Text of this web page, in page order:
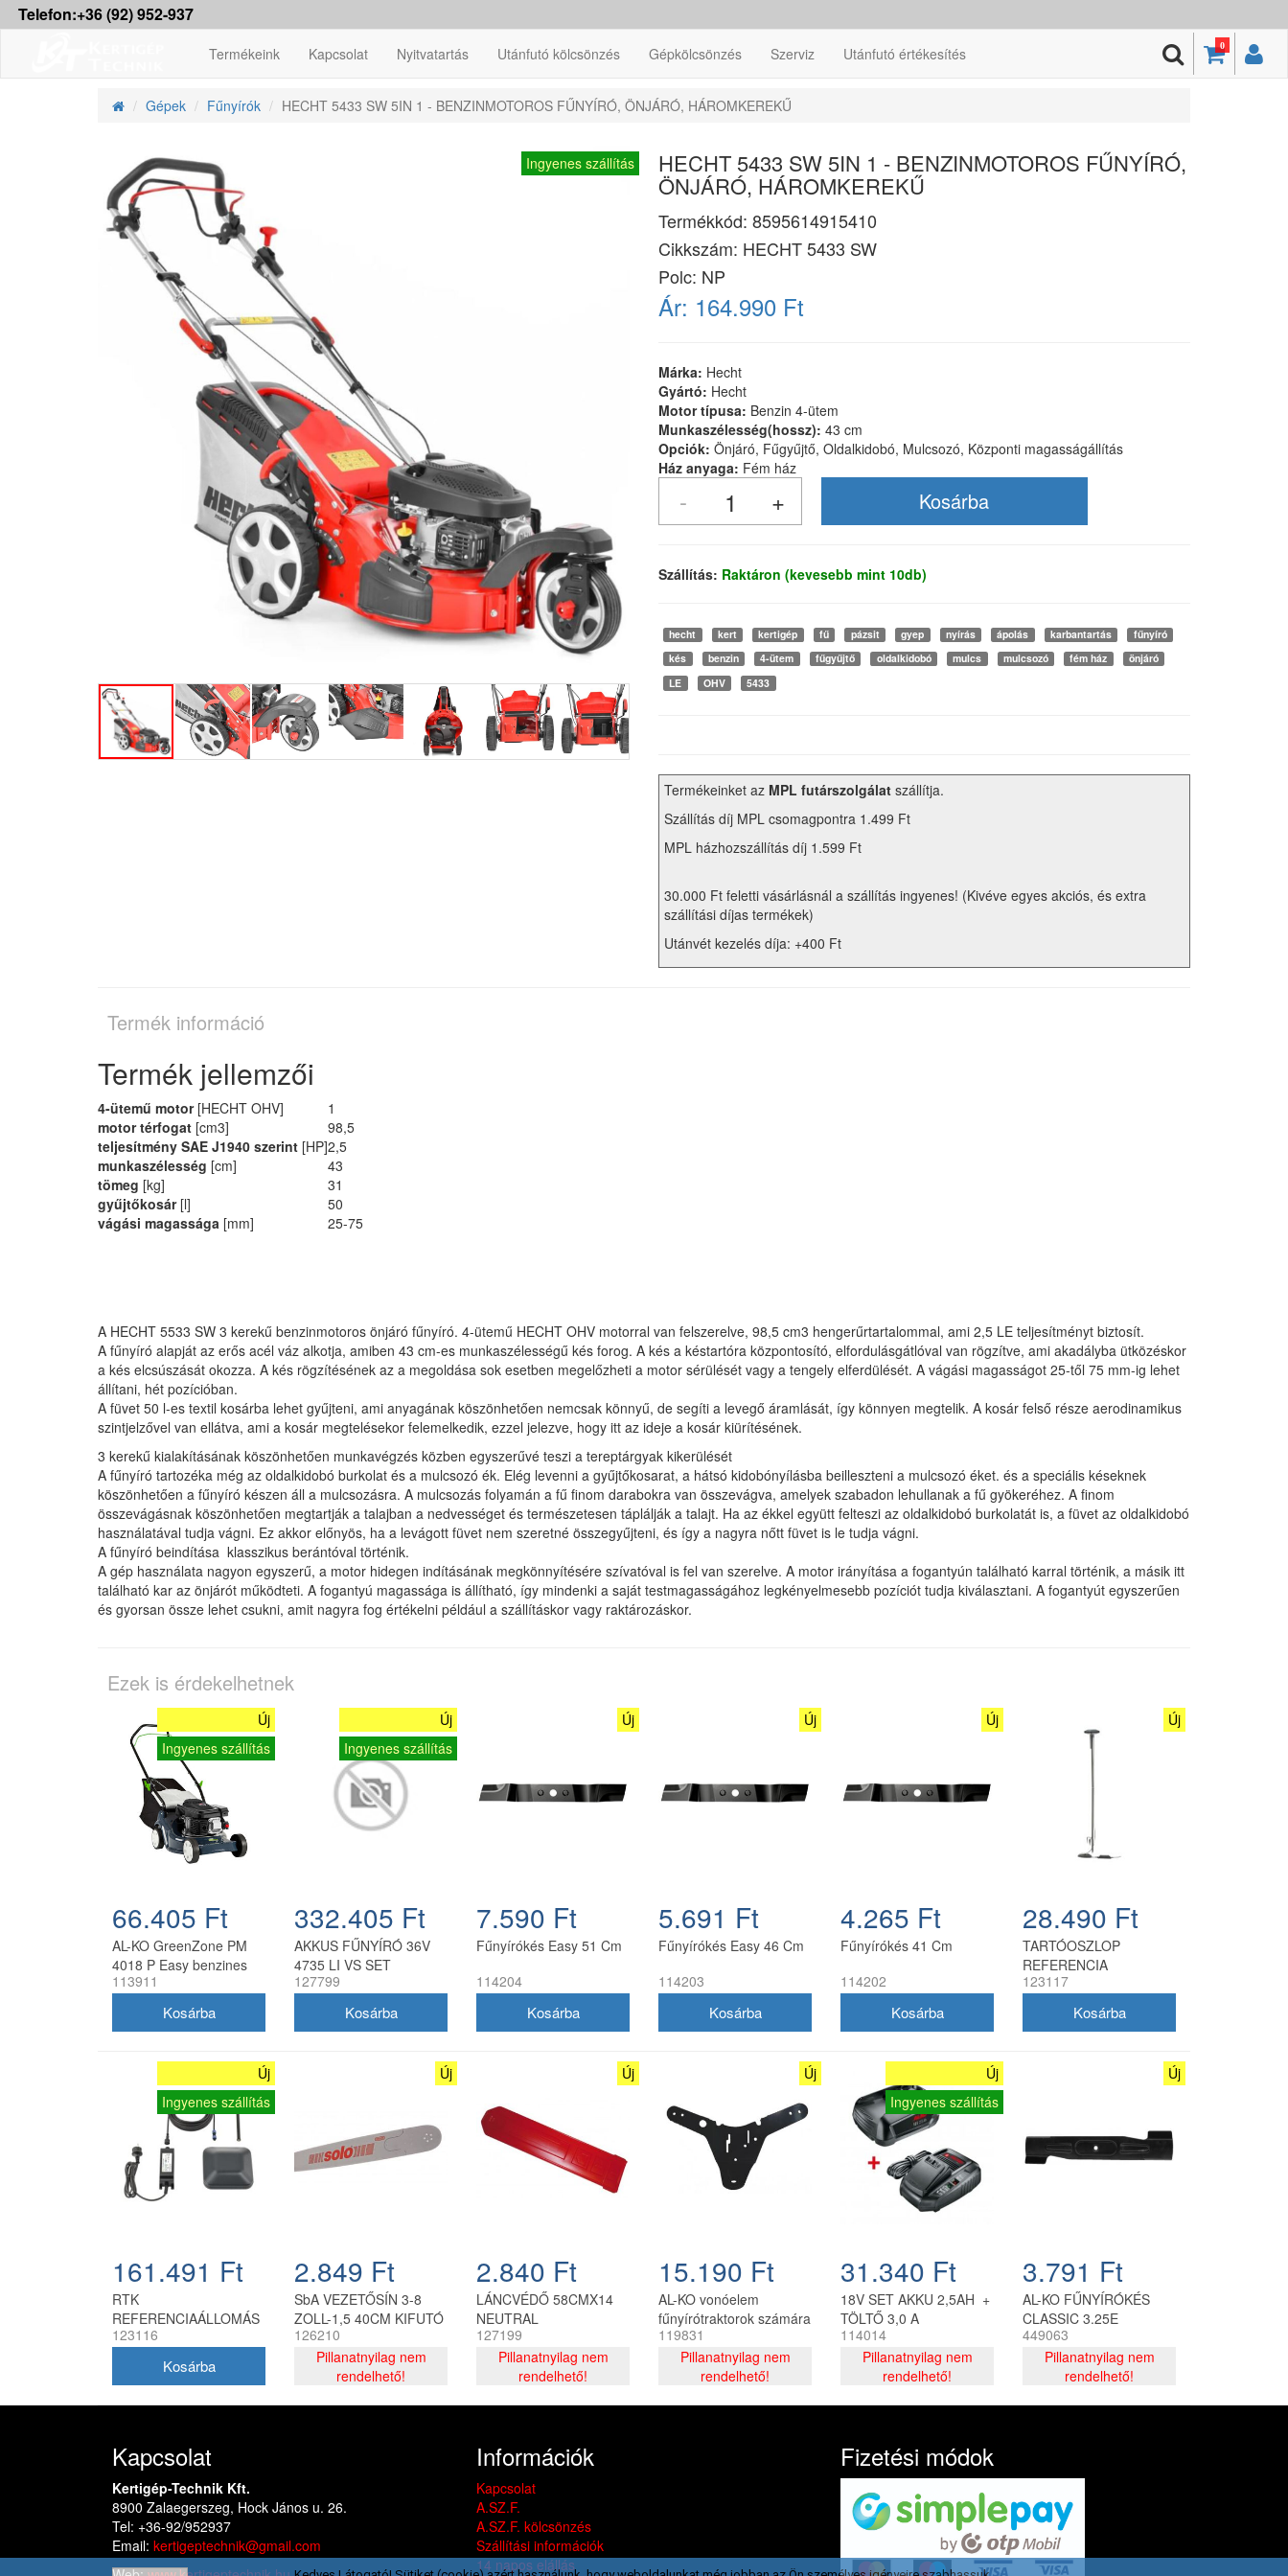
Telefon:+36 (92) 952-937
0
Termékeink Kapcsolat Nyitvatartás Utánfutó kölcsönzés Gépkölcsönzés Szerviz Utánfutó értékesítés
Gépek Fűnyírók HECHT 5433 SW 5IN 1 - BENZINMOTOROS FŰNYÍRÓ, ÖNJÁRÓ, HÁROMKEREKŰ
Ingyenes szállítás HECHT 5433 SW 5IN 1 - BENZINMOTOROS FŰNYÍRÓ,
ÖNJÁRÓ, HÁROMKEREKŰ
Termékkód: 8595614915410
Cikkszám: HECHT 5433 SW
Polc: NP
Ár: 164.990 Ft
Márka: Hecht
Gyártó: Hecht
Motor típusa: Benzin 4-ütem
Munkaszélesség(hossz): 43 cm
Opciók: Önjáró, Fűgyűjtő, Oldalkidobó, Mulcsozó, Központi magasságállítás
Ház anyaga: Fém ház
Szállítás: Raktáron (kevesebb mint 10db)
hecht kert kertigép fű pázsit gyep nyírás ápolás karbantartás
fűnyíró
kés
benzin 4-ütem fűgyűjtő oldalkidobó mulcs mulcsozó fém ház
önjáró
LE
OHV 5433
Termékeinket az MPL futárszolgálat szállítja.
Szállítás díj MPL csomagpontra 1.499 Ft
MPL házhozszállítás díj 1.599 Ft
30.000 Ft feletti vásárlásnál a szállítás ingyenes! (Kivéve egyes akciós, és extra
szállítási díjas termékek)
Utánvét kezelés díja: +400 Ft
Termék információ
Termék jellemzői
4-ütemű motor[HECHT OHV]
1
motor térfogat [cm3]
98,5
teljesítmény SAE J1940 szerint [HP]2,5
munkaszélesség [cm]
43
tömeg [kg]
31
gyűjtőkosár[l]
50
vágási magassága [mm] 25-75
A HECHT 5533 SW 3 kerekű benzinmotoros önjáró fűnyíró. 4-ütemű HECHT OHV motorral van felszerelve, 98,5 cm3 hengerűrtartalommal, ami 2,5 LE teljesítményt biztosít.
A fűnyíró alapját az erős acél váz alkotja, amiben 43 cm-es munkaszélességű kés forog. A kés a késtartóra központosító, elfordulásgátlóval van rögzítve, ami akadályba ütközéskor
a kés elcsúszását okozza. A kés rögzítésének az a megoldása sok esetben megelőzheti a motor sérülését vagy a tengely elferdülését. A vágási magasságot 25-től 75 mm-ig lehet
állítani, hét pozícióban.
A füvet 50 l-es textil kosárba lehet gyűjteni, ami anyagának köszönhetően nemcsak könnyű, de segíti a levegő áramlását, így könnyen megtelik. A kosár felső része aerodinamikus
szintjelzővel van ellátva, ami a kosár megtelésekor felemelkedik, ezzel jelezve, hogy itt az ideje a kosár kiürítésének.
3 kerekű kialakításának köszönhetően munkavégzés közben egyszerűvé teszi a tereptárgyak kikerülését
A fűnyíró tartozéka még az oldalkidobó burkolat és a mulcsozó ék. Elég levenni a gyűjtőkosarat, a hátsó kidobónyílásba beilleszteni a mulcsozó éket. és a speciális késeknek
köszönhetően a fűnyíró készen áll a mulcsozásra. A mulcsozás folyamán a fű finom darabokra van összevágva, amelyek szabadon lehullanak a fű gyökeréhez. A finom
összevágásnak köszönhetően megtartják a talajban a nedvességet és természetesen táplálják a talajt. Ha az ékkel együtt felteszi az oldalkidobó burkolatát is, a füvet az oldalkidobó
használatával tudja vágni. Ez akkor előnyös, ha a levágott füvet nem szeretné összegyűjteni, és így a nagyra nőtt füvet is le tudja vágni.
A fűnyíró beindítása klasszikus berántóval történik.
A gép használata nagyon egyszerű, a motor hidegen indításának megkönnyítésére szívatóval is fel van szerelve. A motor irányítása a fogantyún található karral történik, a másik itt
található kar az önjárót működteti. A fogantyú magassága is állítható, így mindenki a saját testmagasságához legkényelmesebb pozíciót tudja kiválasztani. A fogantyút egyszerűen
és gyorsan össze lehet csukni, amit nagyra fog értékelni például a szállításkor vagy raktározáskor.
Ezek is érdekelhetnek
Új
Ingyenes szállítás
66.405 Ft
AL-KO GreenZone PM
4018 P Easy benzines
fűnyíró 40 cm
113911
Új
Ingyenes szállítás
332.405 Ft
AKKUS FŰNYÍRÓ 36V
4735 LI VS SET
127799
Új
7.590 Ft
Fűnyírókés Easy 51 Cm
114204
Új
5.691 Ft
Fűnyírókés Easy 46 Cm
114203
Új
4.265 Ft
Fűnyírókés 41 Cm
114202
Új
28.490 Ft
TARTÓOSZLOP
REFERENCIA
PONTHOZ
123117
Új
Ingyenes szállítás
161.491 Ft
RTK
REFERENCIAÁLLOMÁS
123116
Új
2.849 Ft
SbA VEZETŐSÍN 3-8
ZOLL-1,5 40CM KIFUTÓ
TERMÉK
126210
Pillanatnyilag nem
rendelhető!
Új
2.840 Ft
LÁNCVÉDŐ 58CMX14
NEUTRAL
127199
Pillanatnyilag nem
rendelhető!
Új
15.190 Ft
AL-KO vonóelem
fűnyírótraktorok számára
119831
Pillanatnyilag nem
rendelhető!
Új
Ingyenes szállítás
31.340 Ft
18V SET AKKU 2,5AH +
TÖLTŐ 3,0 A
114014
Pillanatnyilag nem
rendelhető!
Új
3.791 Ft
AL-KO FŰNYÍRÓKÉS
CLASSIC 3.25E
449063
Pillanatnyilag nem
rendelhető!
Kapcsolat
Kertigép-Technik Kft.
8900 Zalaegerszeg, Hock János u. 26.
Tel: +36-92/952937
Email: kertigeptechnik@gmail.com
Információk
Kapcsolat
A.SZ.F.
A.SZ.F. kölcsönzés
Szállítási információk
14 napos elállás
Fizetési módok